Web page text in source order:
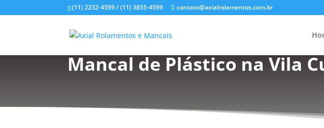
(11) 2232-4599 / (11) 3855-4599 contato@axialrolamentos.com.br
Mancal de Plástico na Vila